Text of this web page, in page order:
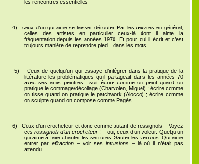
les rencontres essentielles
4)
ceux d’un qui aime se laisser dérouter. Par les œuvres en général,
celles des artistes en particulier ceux-là dont il aime la
fréquentation depuis les années 1970. Et pour qui il écrit et c’est
toujours manière de reprendre pied…dans les mots.
5)
Ceux de quelqu’un qui essaye d’intégrer dans la pratique de la
littérature les problématiques qu’il partageait dans les années 70
avec ses amis peintres : soit écrire comme on peint quand on
pratique le commage/décollage (Charvolen, Miguel) ; écrire comme
on tisse quand on pratique le patchwork (Alocco) ; écrire comme
on sculpte quand on compose comme Pagès.
6)
Ceux d’un crocheteur et donc comme autant de rossignols – Voyez
ces rossignols d’un crocheteur ! – oui, ceux d’un voleur. Quelqu’un
qui aime à faire chanter les serrures. Sauter les verrous. Qui aime
entrer par effraction – voir ses intrusions – là où il n’était pas
attendu.